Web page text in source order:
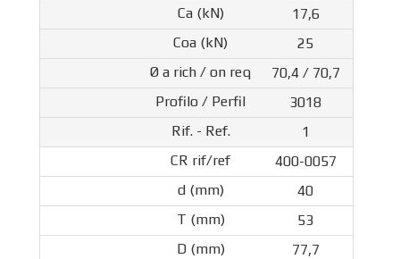
17,6
25
70,4 / 70,7
3018
1
400-0057
40
53
77,7